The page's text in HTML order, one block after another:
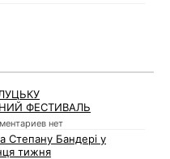
ФЕСТИВАЛЬ
нет
Степану Бандері у
тижня